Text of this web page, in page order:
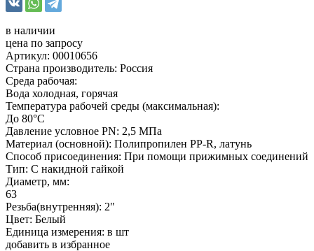
в наличии
цена по запросу
Артикул: 00010656
Страна производитель: Россия
Среда рабочая:
Вода холодная, горячая
Температура рабочей среды (максимальная):
До 80°С
Давление условное PN: 2,5 МПа
Материал (основной): Полипропилен PP-R, латунь
Способ присоединения: При помощи прижимных соединений
Тип: С накидной гайкой
Диаметр, мм:
63
Резьба(внутренняя): 2"
Цвет: Белый
Единица измерения: в шт
добавить в избранное